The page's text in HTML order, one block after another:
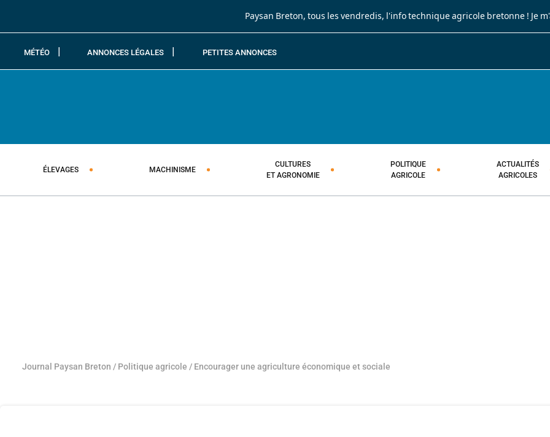
Paysan Breton, tous les vendredis, l'info technique agricole bretonne ! Je
MÉTÉO ANNONCES LÉGALES PETITES ANNONCES
ÉLEVAGES MACHINISME
CULTURES
ET AGRONOMIE
POLITIQUE
AGRICOLE
ACTUALITÉS
AGRICOLES
Journal Paysan Breton / Politique agricole / Encourager une agriculture économique et sociale